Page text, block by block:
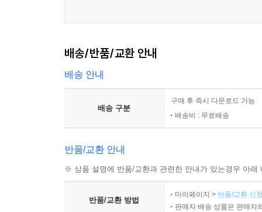
배송/반품/교환 안내
배송 안내
배송 구분
구매 후 즉시 다운로드 가능
배송비 : 무료배송
반품/교환 안내
※ 상품 설명에 반품/교환과 관련한 안내가 있는경우 아
반품/교환 방법
마이페이지 > 반품/교환 신
판매자 배송 상품은 판매자